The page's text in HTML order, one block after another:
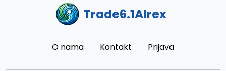
Trade6.1Alrex
O nama Kontakt Prijava